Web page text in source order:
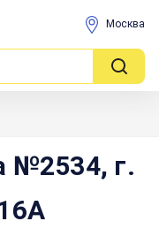
Москва
№2534, г.